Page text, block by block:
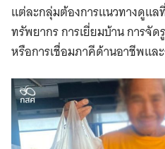
แต่ละกลุ่มต้องการแนวทางดูแ
ทรัพยากร การเยี่ยมบ้าน การจั
หรือการเชื่อมภาคีด้านอาชีพแล